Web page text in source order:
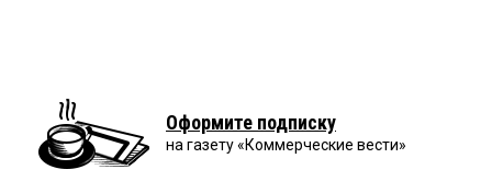
Оформите подписку
на газету «Коммерческие вести»